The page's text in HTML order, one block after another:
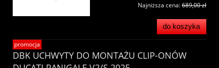
Najniższa cena:689,00 zł
do koszyka
DBK UCHWYTY DO MONTAŻU CLIP-ONÓW
promocja